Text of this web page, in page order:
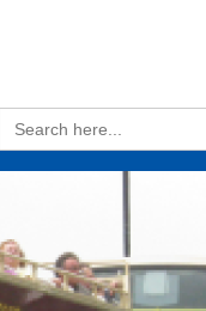
Search
for: